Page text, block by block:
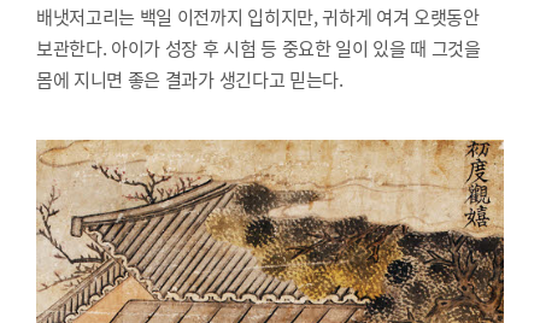
배냇저고리는 백일 이전까지 입히지만, 귀하게 여겨 오랫동안
보관한다. 아이가 성장 후 시험 등 중요한 일이 있을 때 그것을
몸에 지니면 좋은 결과가 생긴다고 믿는다.